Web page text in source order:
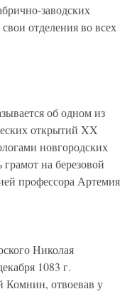
заводских
отделения во всех
об одном из
открытий XX
новгородских
на березовой
профессора Артемия
Николая
1083 г.
Комнин, отвоевав у